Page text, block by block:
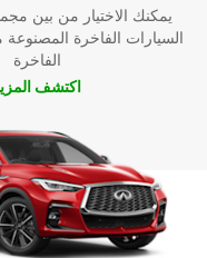
يمكنك الاختيار من بين
السيارات الفاخرة
الفاخرة
اكتشف